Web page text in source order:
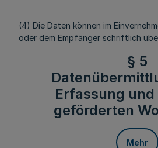
(4) Die Daten können im
oder dem Empfänger schriftlich
§ 5
Erfassung
geförderten
Mehr